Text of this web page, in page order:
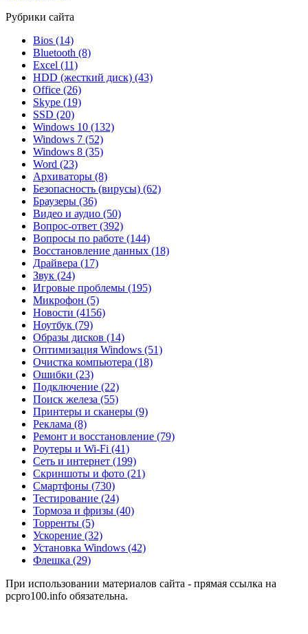
Рубрики сайта
Bios (14)
Bluetooth (8)
Excel (11)
HDD (жесткий диск) (43)
Office (26)
Skype (19)
SSD (20)
Windows 10 (132)
Windows 7 (52)
Windows 8 (35)
Word (23)
Архиваторы (8)
Безопасность (вирусы) (62)
Браузеры (36)
Видео и аудио (50)
Вопрос-ответ (392)
Вопросы по работе (144)
Восстановление данных (18)
Драйвера (17)
Звук (24)
Игровые проблемы (195)
Микрофон (5)
Новости (4156)
Ноутбук (79)
Образы дисков (14)
Оптимизация Windows (51)
Очистка компьютера (18)
Ошибки (23)
Подключение (22)
Поиск железа (55)
Принтеры и сканеры (9)
Реклама (8)
Ремонт и восстановление (79)
Роутеры и Wi-Fi (41)
Сеть и интернет (199)
Скриншоты и фото (21)
Смартфоны (730)
Тестирование (24)
Тормоза и фризы (40)
Торренты (5)
Ускорение (32)
Установка Windows (42)
Флешка (29)
При использовании материалов сайта - прямая ссылка на
pcpro100.info обязательна.